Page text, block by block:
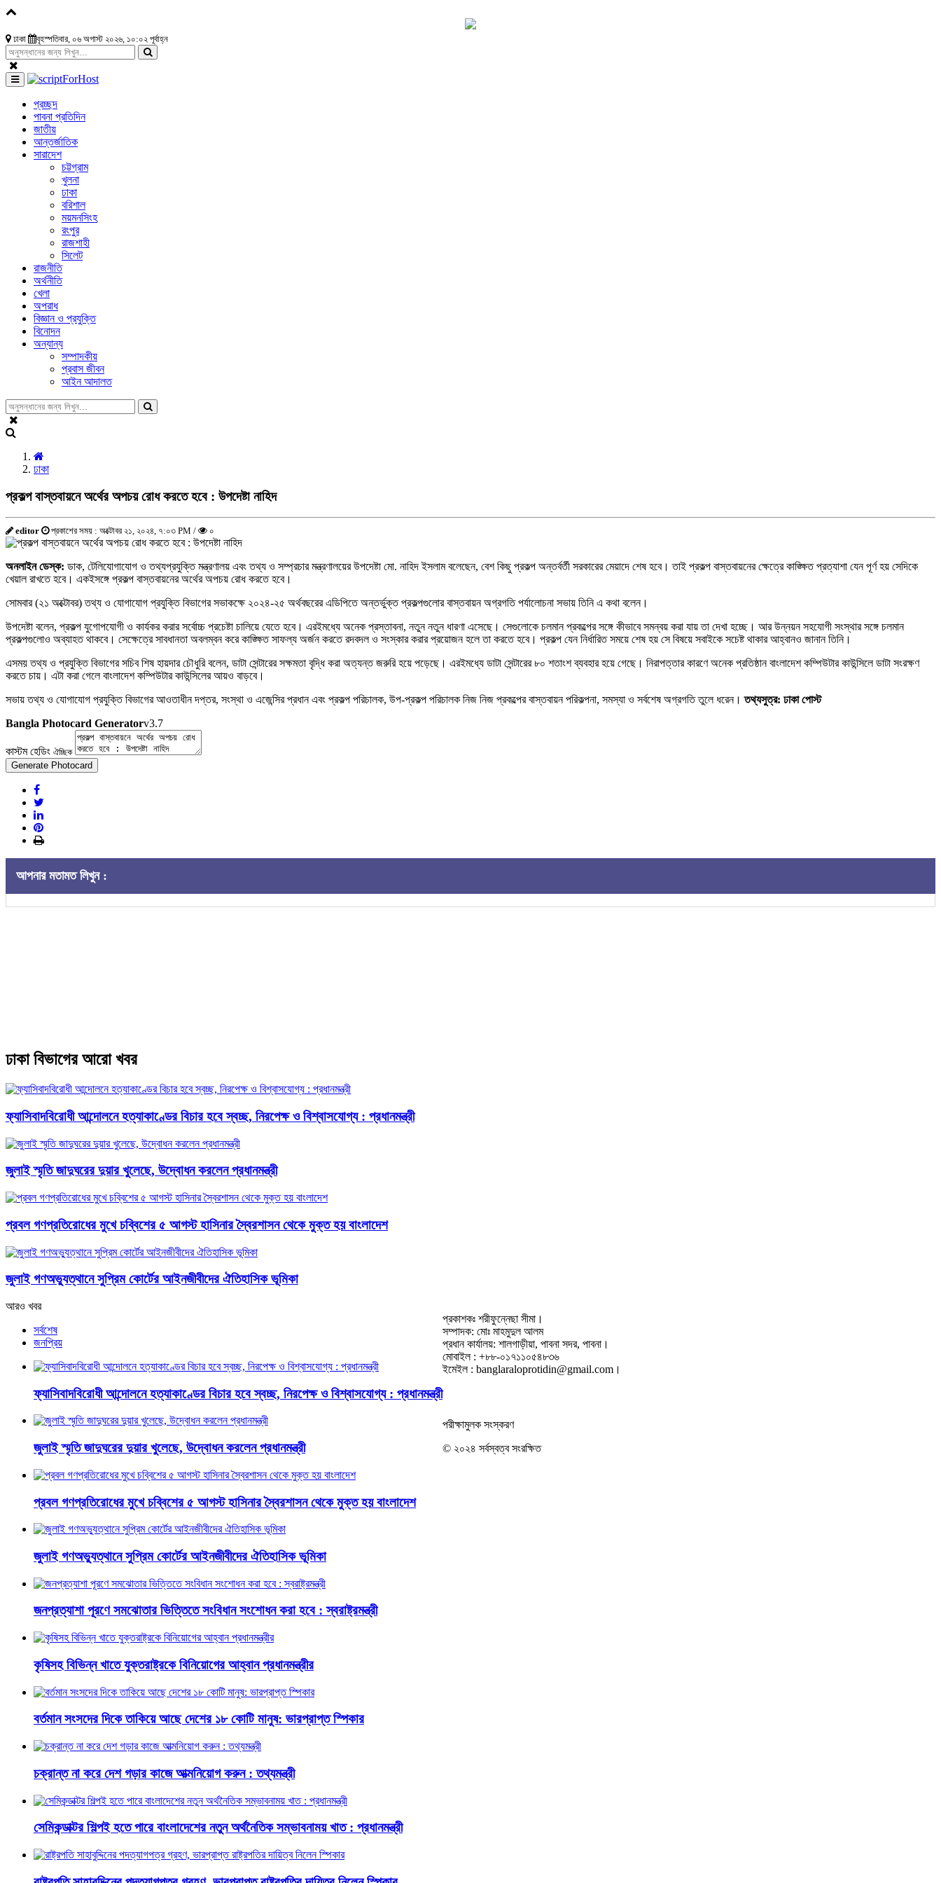
ঢাকা বৃহস্পতিবার, ০৬ অগাস্ট ২০২৬, ১০:০২ পূর্বাহ্ন
প্রচ্ছদ
পাবনা প্রতিদিন
জাতীয়
আন্তর্জাতিক
সারাদেশ
চট্টগ্রাম
খুলনা
ঢাকা
বরিশাল
ময়মনসিংহ
রংপুর
রাজশাহী
সিলেট
রাজনীতি
অর্থনীতি
খেলা
অপরাধ
বিজ্ঞান ও প্রযুক্তি
বিনোদন
অন্যান্য
সম্পাদকীয়
প্রবাস জীবন
আইন আদালত
ঢাকা
প্রকল্প বাস্তবায়নে অর্থের অপচয় রোধ করতে হবে : উপদেষ্টা নাহিদ
editor প্রকাশের সময় : অক্টোবর ২১, ২০২৪, ৭:০৩ PM / ০
অনলাইন ডেস্ক: ডাক, টেলিযোগাযোগ ও তথ্যপ্রযুক্তি মন্ত্রণালয় এবং তথ্য ও সম্প্রচার মন্ত্রণালয়ের উপদেষ্টা মো. নাহিদ ইসলাম বলেছেন, বেশ কিছু প্রকল্প অন্তর্বর্তী সরকারের মেয়াদে শেষ হবে। তাই প্রকল্প বাস্তবায়নের ক্ষেত্রে কাঙ্ক্ষিত প্রত্যাশা যেন পূর্ণ হয় সেদিকে
খেয়াল রাখতে হবে। একইসঙ্গে প্রকল্প বাস্তবায়নের অর্থের অপচয় রোধ করতে হবে।
সোমবার (২১ অক্টোবর) তথ্য ও যোগাযোগ প্রযুক্তি বিভাগের সভাকক্ষে ২০২৪-২৫ অর্থবছরের এডিপিতে অন্তর্ভুক্ত প্রকল্পগুলোর বাস্তবায়ন অগ্রগতি পর্যালোচনা সভায় তিনি এ কথা বলেন।
উপদেষ্টা বলেন, প্রকল্প যুগোপযোগী ও কার্যকর করার সর্বোচ্চ প্রচেষ্টা চালিয়ে যেতে হবে। এরইমধ্যে অনেক প্রস্তাবনা, নতুন নতুন ধারণা এসেছে। সেগুলোকে চলমান প্রকল্পের সঙ্গে কীভাবে সমন্বয় করা যায় তা দেখা হচ্ছে। আর উন্নয়ন সহযোগী সংস্থার সঙ্গে চলমান
প্রকল্পগুলোও অব্যাহত থাকবে। সেক্ষেত্রে সাবধানতা অবলম্বন করে কাঙ্ক্ষিত সাফল্য অর্জন করতে রদবদল ও সংস্কার করার প্রয়োজন হলে তা করতে হবে। প্রকল্প যেন নির্ধারিত সময়ে শেষ হয় সে বিষয়ে সবাইকে সচেষ্ট থাকার আহ্বানও জানান তিনি।
এসময় তথ্য ও প্রযুক্তি বিভাগের সচিব শিষ হায়দার চৌধুরি বলেন, ডাটা সেন্টারের সক্ষমতা বৃদ্ধি করা অত্যন্ত জরুরি হয়ে পড়েছে। এরইমধ্যে ডাটা সেন্টারের ৮০ শতাংশ ব্যবহার হয়ে গেছে। নিরাপত্তার কারণে অনেক প্রতিষ্ঠান বাংলাদেশ কম্পিউটার কাউন্সিলে ডাটা সংরক্ষণ
করতে চায়। এটা করা গেলে বাংলাদেশ কম্পিউটার কাউন্সিলের আয়ও বাড়বে।
সভায় তথ্য ও যোগাযোগ প্রযুক্তি বিভাগের আওতাধীন দপ্তর, সংস্থা ও এজেন্সির প্রধান এবং প্রকল্প পরিচালক, উপ-প্রকল্প পরিচালক নিজ নিজ প্রকল্পের বাস্তবায়ন পরিকল্পনা, সমস্যা ও সর্বশেষ অগ্রগতি তুলে ধরেন।তথ্যসুত্র: ঢাকা পোস্ট
Bangla Photocard Generatorv3.7
কাস্টম হেডিং ঐচ্ছিক
Generate Photocard
আপনার মতামত লিখুন :
ঢাকা বিভাগের আরো খবর
ফ্যাসিবাদবিরোধী আন্দোলনে হত্যাকাণ্ডের বিচার হবে স্বচ্ছ, নিরপেক্ষ ও বিশ্বাসযোগ্য : প্রধানমন্ত্রী
জুলাই স্মৃতি জাদুঘরের দুয়ার খুলেছে, উদ্বোধন করলেন প্রধানমন্ত্রী
প্রবল গণপ্রতিরোধের মুখে চব্বিশের ৫ আগস্ট হাসিনার স্বৈরশাসন থেকে মুক্ত হয় বাংলাদেশ
জুলাই গণঅভ্যুত্থানে সুপ্রিম কোর্টের আইনজীবীদের ঐতিহাসিক ভূমিকা
আরও খবর
সর্বশেষ
জনপ্রিয়
ফ্যাসিবাদবিরোধী আন্দোলনে হত্যাকাণ্ডের বিচার হবে স্বচ্ছ, নিরপেক্ষ ও বিশ্বাসযোগ্য : প্রধানমন্ত্রী
জুলাই স্মৃতি জাদুঘরের দুয়ার খুলেছে, উদ্বোধন করলেন প্রধানমন্ত্রী
প্রবল গণপ্রতিরোধের মুখে চব্বিশের ৫ আগস্ট হাসিনার স্বৈরশাসন থেকে মুক্ত হয় বাংলাদেশ
জুলাই গণঅভ্যুত্থানে সুপ্রিম কোর্টের আইনজীবীদের ঐতিহাসিক ভূমিকা
জনপ্রত্যাশা পূরণে সমঝোতার ভিত্তিতে সংবিধান সংশোধন করা হবে : স্বরাষ্ট্রমন্ত্রী
কৃষিসহ বিভিন্ন খাতে যুক্তরাষ্ট্রকে বিনিয়োগের আহ্বান প্রধানমন্ত্রীর
বর্তমান সংসদের দিকে তাকিয়ে আছে দেশের ১৮ কোটি মানুষ: ভারপ্রাপ্ত স্পিকার
চক্রান্ত না করে দেশ গড়ার কাজে আত্মনিয়োগ করুন : তথ্যমন্ত্রী
সেমিকন্ডাক্টর শিল্পই হতে পারে বাংলাদেশের নতুন অর্থনৈতিক সম্ভাবনাময় খাত : প্রধানমন্ত্রী
প্রকাশকঃ শরীফুন্নেছা সীমা।
সম্পাদক: মোঃ মাহমুদুল আলম
প্রধান কার্যালয়: শালগাড়ীয়া, পাবনা সদর, পাবনা।
মোবাইল : +৮৮-০১৭১১০৫৪৮৩৬
ইমেইল : banglaraloprotidin@gmail.com।
পরীক্ষামুলক সংস্করণ
© ২০২৪ সর্বস্বত্ব সংরক্ষিত